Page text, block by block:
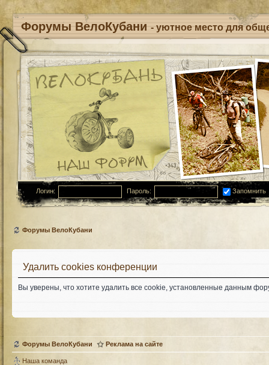
Форумы ВелоКубани - уютное место для
Логин: Пароль: Запомнить
Форумы ВелоКубани
Удалить cookies конференции
Вы уверены, что хотите удалить все cookie, установленные данным
Форумы ВелоКубани Реклама на сайте
Наша команда